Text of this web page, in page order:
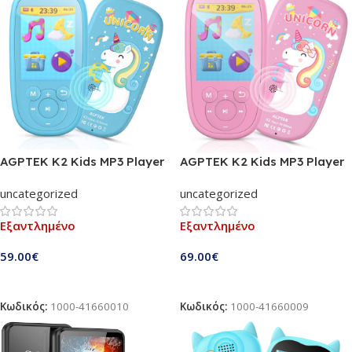
AGPTEK K2 Kids MP3 Player
τραγούδια νανουρίσματος | Ένα
όμορφο δώρο για τα παιδιά σας
(K2BL-EU)
uncategorized
Εξαντλημένο
59.00€
Κωδικός: 1000-41660010
AGPTEK K2 Kids MP3 Player
τραγούδια νανουρίσματος | Ένα
όμορφο δώρο για να κάνετε στα
παιδιά σας (K2P-EU)
uncategorized
Εξαντλημένο
69.00€
Κωδικός: 1000-41660009